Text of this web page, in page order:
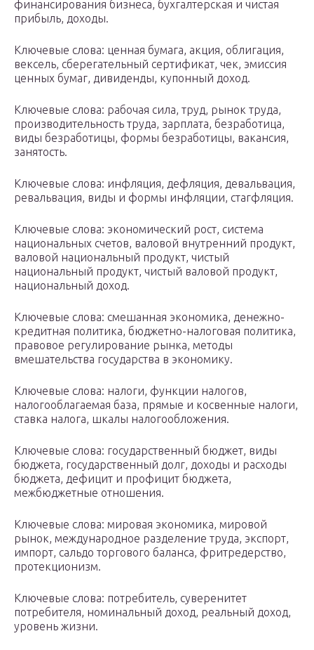
финансирования бизнеса, бухгалтерская и чистая
прибыль, доходы.
Ключевые слова: ценная бумага, акция, облигация,
вексель, сберегательный сертификат, чек, эмиссия
ценных бумаг, дивиденды, купонный доход.
Ключевые слова: рабочая сила, труд, рынок труда,
производительность труда, зарплата, безработица,
виды безработицы, формы безработицы, вакансия,
занятость.
Ключевые слова: инфляция, дефляция, девальвация,
ревальвация, виды и формы инфляции, стагфляция.
Ключевые слова: экономический рост, система
национальных счетов, валовой внутренний продукт,
валовой национальный продукт, чистый
национальный продукт, чистый валовой продукт,
национальный доход.
Ключевые слова: смешанная экономика, денежно-
кредитная политика, бюджетно-налоговая политика,
правовое регулирование рынка, методы
вмешательства государства в экономику.
Ключевые слова: налоги, функции налогов,
налогооблагаемая база, прямые и косвенные налоги,
ставка налога, шкалы налогообложения.
Ключевые слова: государственный бюджет, виды
бюджета, государственный долг, доходы и расходы
бюджета, дефицит и профицит бюджета,
межбюджетные отношения.
Ключевые слова: мировая экономика, мировой
рынок, международное разделение труда, экспорт,
импорт, сальдо торгового баланса, фритредерство,
протекционизм.
Ключевые слова: потребитель, суверенитет
потребителя, номинальный доход, реальный доход,
уровень жизни.